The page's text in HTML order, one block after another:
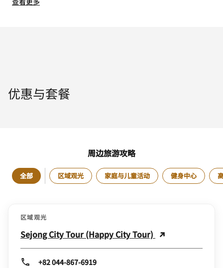
优惠与套餐
周边旅游攻略
全部 区域观光 家庭与儿童活动 健身中心
区域观光
Sejong City Tour (Happy City Tour)
+82 044-867-6919